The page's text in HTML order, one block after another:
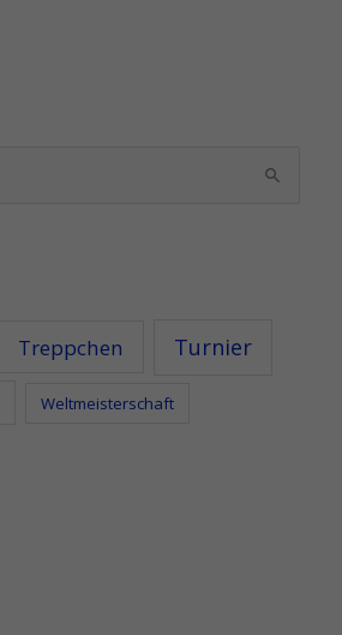
Treppchen Turnier
Weltmeisterschaft